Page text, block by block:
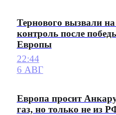
Тернового вызвали
контроль после
Европы
22:44
6 АВГ
Европа просит
газ, но только не из